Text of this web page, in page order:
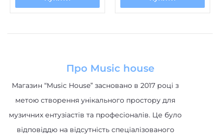
Про Music house
відповіддю на відсутність спеціалізованого
інтернет-магазину, де клієнти могли б
отримати доступ до високоякісних музичних
інструментів та обладнання.